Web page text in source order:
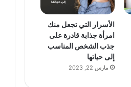
الأسرار التي تجعل منك
امرأة جذابة قادرة على
جذب الشخص المناسب
إلى حياتها
مارس 22, 2023